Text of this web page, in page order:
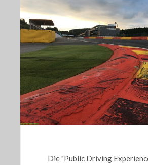
Die "Public Driving
11/10/2026
Pack B
11/10/2026
Pack C
11/10/2026
Run 13 (16:00)
25
11/10/2026
Run 14 (16:30)
36